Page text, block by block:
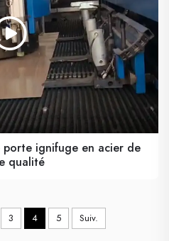
ignifuge en acier de
qualité
3 4 5 Suiv.